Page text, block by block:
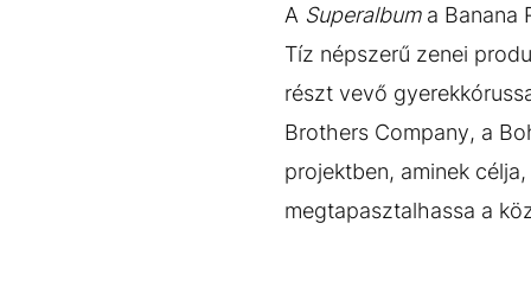
A Superalbum a Banana
Tíz népszerű zenei
részt vevő
Brothers Company, a
projektben, aminek
megtapasztalhassa a